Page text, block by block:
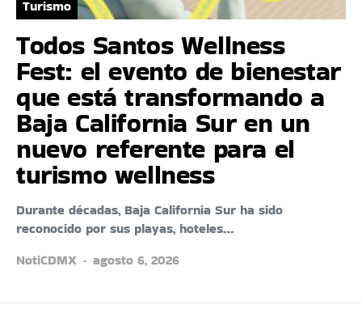
Turismo
Todos Santos Wellness
Fest: el evento de bienestar
que está transformando a
Baja California Sur en un
nuevo referente para el
turismo wellness
Durante décadas, Baja California Sur ha sido
reconocido por sus playas, hoteles…
NotiCDMX
agosto 6, 2026